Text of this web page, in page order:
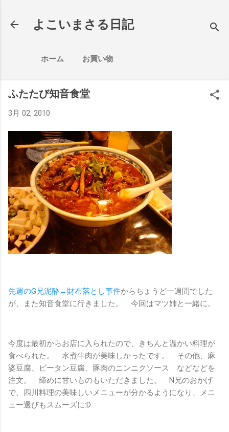
よこいまさる日記
ホーム お買い物
ふたたび知音食堂
3月 02, 2010
先週のG兄泥酔→財布落とし事件からちょうど一週間でした
が、また知音食堂に行きました。 今回はマツ姉と一緒に。
今度は最初からお店に入られたので、きちんと温かい料理が
食べられた。 水煮牛肉が美味しかったです。 その他、麻
婆豆腐、ピータン豆腐、豚肉のニンニクソース などなどを
注文。 締めに甘いものもいただきました。 N兄のおかげ
で、四川料理の美味しいメニューが分かるようになり、メニ
ュー選びもスムーズに:D